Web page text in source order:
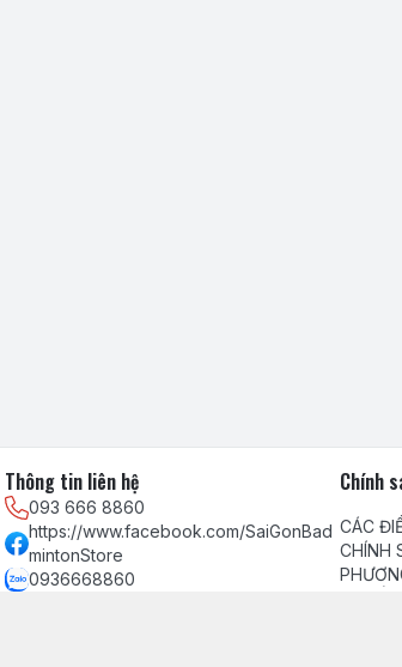
Thông tin liên hệ
093 666 8860
https://www.facebook.com/SaiGonBad
mintonStore
0936668860
Chính
CÁC
VIỆC
CHÍNH